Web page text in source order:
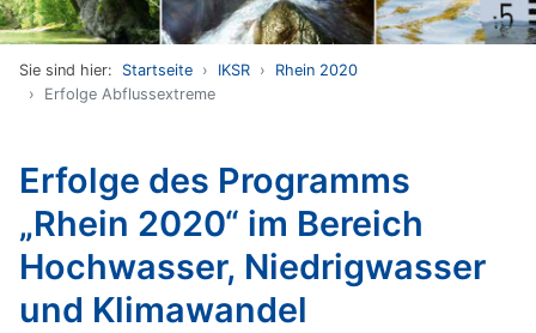
Sie sind hier: Startseite IKSR
Rhein 2020
Erfolge Abflussextreme
Erfolge des Programms
„Rhein 2020“ im Bereich
Hochwasser, Niedrigwasser
und Klimawandel